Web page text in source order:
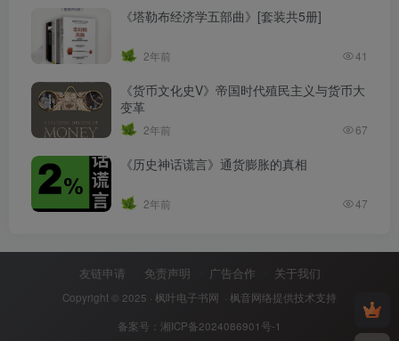
《塔勒布经济学五部曲》[套装共5册]
2年前 41
《货币文化史V》帝国时代殖民主义与货币大
变革
2年前 67
《历史神话谎言》通货膨胀的真相
2年前 47
友链申请 免责声明 广告合作 关于我们
Copyright © 2025 · 枫叶电子书网 · 枫音网络提供技术支持
备案号： 湘ICP备2024086901号-1